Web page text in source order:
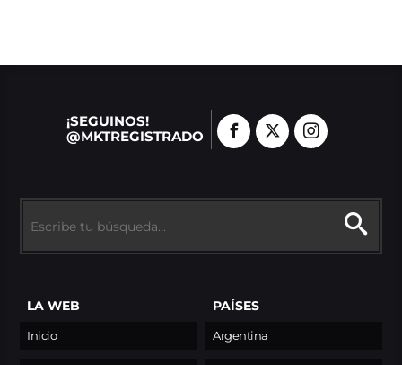
¡SEGUINOS!
@MKTREGISTRADO
LA WEB
Inicio
PAÍSES
Argentina